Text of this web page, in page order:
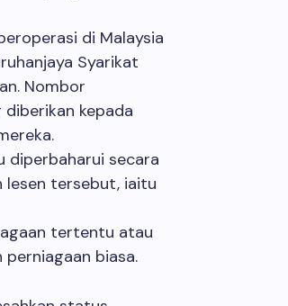
di Malaysia
Syarikat
Nombor
kepada
diperbaharui secara
lesen tersebut, iaitu
tertentu atau
biasa.